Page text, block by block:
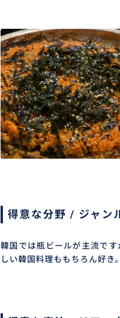
得意な分野 / ジャン
韓国では瓶ビールが主流で
しい韓国料理ももちろん好き。